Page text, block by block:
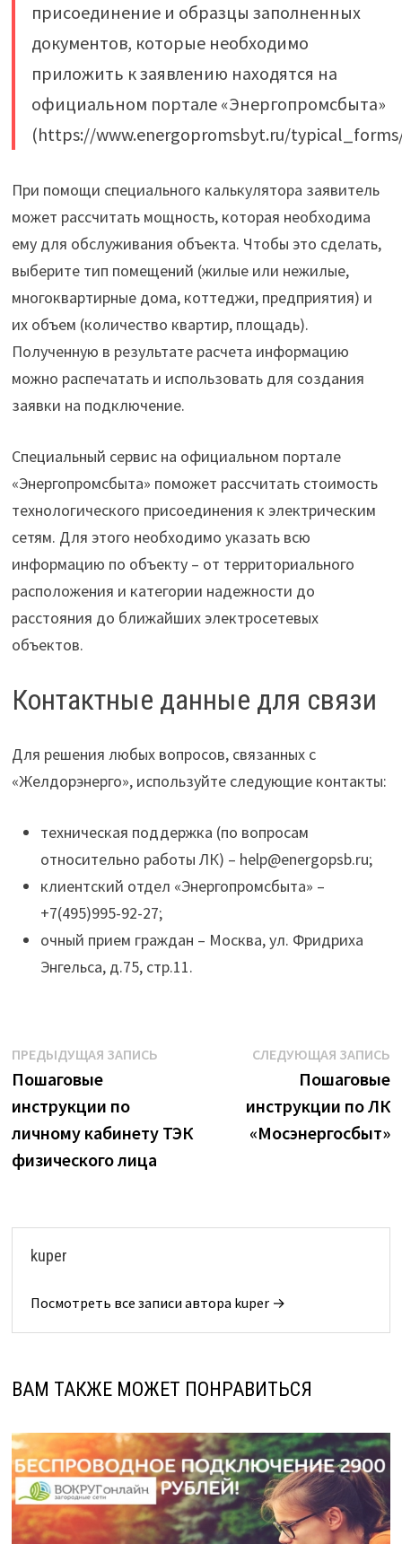
присоединение и образцы заполненных
документов, которые необходимо
приложить к заявлению находятся на
официальном портале «Энергопромсбыта»
(https://www.energopromsbyt.ru/
При помощи специального калькулятора заявитель
может рассчитать мощность, которая необходима
ему для обслуживания объекта. Чтобы это сделать,
выберите тип помещений (жилые или нежилые,
многоквартирные дома, коттеджи, предприятия) и
их объем (количество квартир, площадь).
Полученную в результате расчета информацию
можно распечатать и использовать для создания
заявки на подключение.
Специальный сервис на официальном портале
«Энергопромсбыта» поможет рассчитать стоимость
технологического присоединения к электрическим
сетям. Для этого необходимо указать всю
информацию по объекту – от территориального
расположения и категории надежности до
расстояния до ближайших электросетевых
объектов.
Контактные данные для связи
Для решения любых вопросов, связанных с
«Желдорэнерго», используйте следующие контакты:
техническая поддержка (по вопросам
относительно работы ЛК) – help@energopsb.ru;
клиентский отдел «Энергопромсбыта» –
+7(495)995-92-27;
очный прием граждан – Москва, ул. Фридриха
Энгельса, д.75, стр.11.
Навигация
по
записям
ПРЕДЫДУЩАЯ ЗАПИСЬПредыдущая
Пошаговые
инструкции по
личному кабинету ТЭК
физического лица
СЛЕДУЮЩАЯ ЗАПИСЬ
Пошаговые
инструкции по ЛК
«Мосэнергосбыт»
kuper
Посмотреть все записи автора kuper →
ВАМ ТАКЖЕ МОЖЕТ ПОНРАВИТЬСЯ